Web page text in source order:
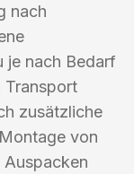
nach
je nach Bedarf
Transport
zusätzliche
von